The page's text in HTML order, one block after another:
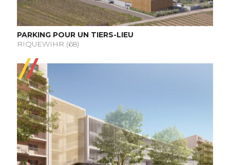
PARKING POUR UN TIERS-LIEU
RIQUEWIHR (68)